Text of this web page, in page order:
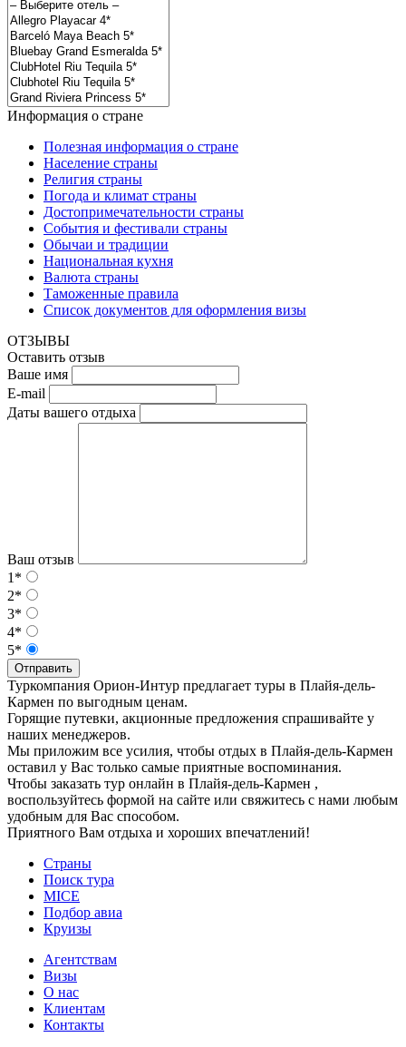
Информация о стране
Полезная информация о стране
Население страны
Религия страны
Погода и климат страны
Достопримечательности страны
События и фестивали страны
Обычаи и традиции
Национальная кухня
Валюта страны
Таможенные правила
Список документов для оформления визы
ОТЗЫВЫ
Оставить отзыв
Ваше имя
E-mail
Даты вашего отдыха
Ваш отзыв
1*
2*
3*
4*
5*
Отправить
Туркомпания Орион-Интур предлагает туры в Плайя-дель-
Кармен по выгодным ценам.
Горящие путевки, акционные предложения спрашивайте у
наших менеджеров.
Мы приложим все усилия, чтобы отдых в Плайя-дель-Кармен
оставил у Вас только самые приятные воспоминания.
Чтобы заказать тур онлайн в Плайя-дель-Кармен ,
воспользуйтесь формой на сайте или свяжитесь с нами любым
удобным для Вас способом.
Приятного Вам отдыха и хороших впечатлений!
Страны
Поиск тура
MICE
Подбор авиа
Круизы
Агентствам
Визы
О нас
Клиентам
Контакты